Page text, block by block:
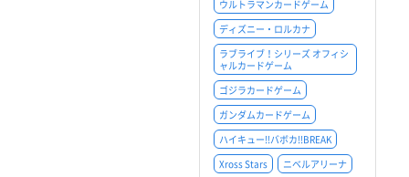
ウルトラマンカードゲーム
ディズニー・ロルカナ
ラブライブ！シリーズ オフィシ
ャルカードゲーム
ゴジラカードゲーム
ガンダムカードゲーム
ハイキュー!!バボカ!!BREAK
Xross Stars
ニベルアリーナ